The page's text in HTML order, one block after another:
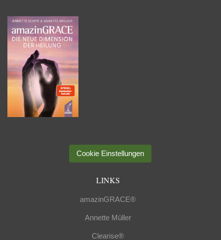
Cookie Einstellungen
LINKS
amazinGRACE®
Annette Müller
Clearise®